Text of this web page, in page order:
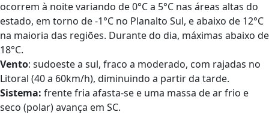
ocorrem à noite variando de 0°C a 5°C nas áreas altas do
estado, em torno de -1°C no Planalto Sul, e abaixo de 12°C
na maioria das regiões. Durante do dia, máximas abaixo de
18°C.
Vento: sudoeste a sul, fraco a moderado, com rajadas no
Litoral (40 a 60km/h), diminuindo a partir da tarde.
Sistema: frente fria afasta-se e uma massa de ar frio e
seco (polar) avança em SC.